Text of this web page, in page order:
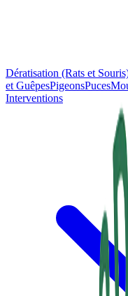
Dératisation (Rats et
et GuêpesPigeonsPuces
Interventions